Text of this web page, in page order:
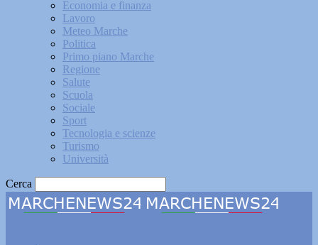
Economia e finanza
Lavoro
Meteo Marche
Politica
Primo piano Marche
Regione
Salute
Scuola
Sociale
Sport
Tecnologia e scienze
Turismo
Università
Cerca